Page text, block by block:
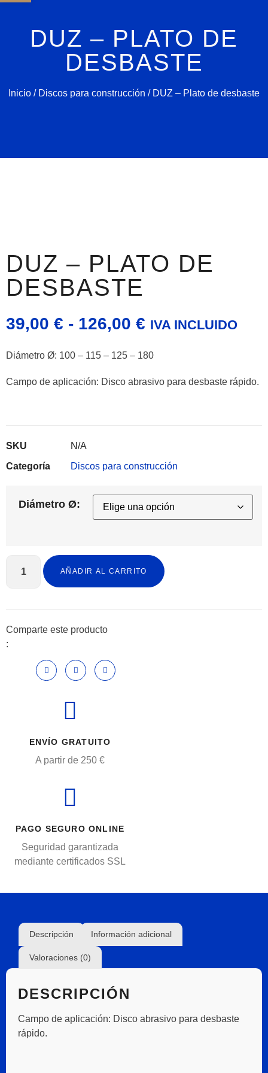
DUZ – PLATO DE
DESBASTE
Inicio / Discos para construcción / DUZ – Plato de desbaste
DUZ – PLATO DE
DESBASTE
39,00 € - 126,00 € RANGO
DE
PRECIOS:
126,00 €
IVA INCLUIDO
Diámetro Ø: 100 – 115 – 125 – 180
Campo de aplicación: Disco abrasivo para desbaste rápido.
SKU
N/A
Categoría
Discos para construcción
Diámetro Ø:
AÑADIR AL CARRITO
Comparte este producto
:
ENVÍO GRATUITO
A partir de 250 €
PAGO SEGURO ONLINE
Seguridad garantizada
mediante certificados SSL
Descripción Información adicional
Valoraciones (0)
DESCRIPCIÓN
Campo de aplicación: Disco abrasivo para desbaste
rápido.